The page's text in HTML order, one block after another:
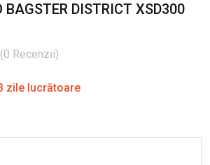
BAGSTER DISTRICT XSD300
(0 Recenzii)
zile lucrătoare